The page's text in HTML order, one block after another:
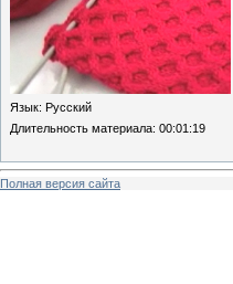
Язык: Русский
Длительность материала: 00:01:19
Полная версия сайта